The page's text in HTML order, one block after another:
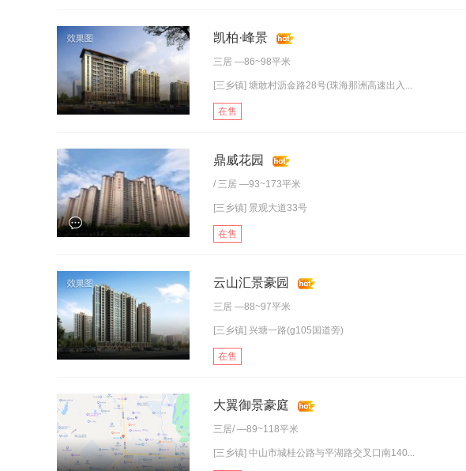
凯柏·峰景
三居 —86~98平米
[三乡镇] 塘敢村沥金路28号(珠海那洲高速出入...
在售
鼎威花园
/ 三居 —93~173平米
[三乡镇] 景观大道33号
在售
云山汇景豪园
三居 —88~97平米
[三乡镇] 兴塘一路(g105国道旁)
在售
大翼御景豪庭
三居/ —89~118平米
[三乡镇] 中山市城桂公路与平湖路交叉口南140...